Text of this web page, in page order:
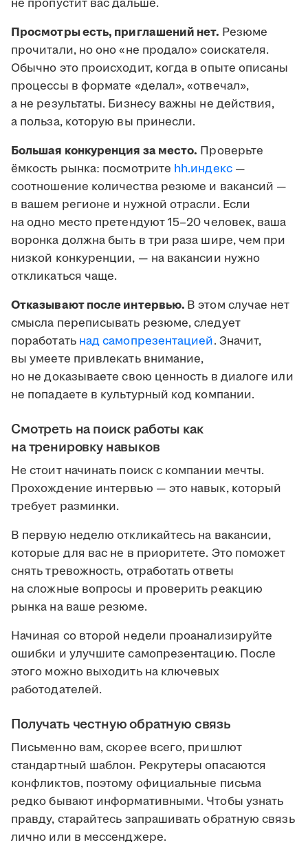
не пропустит вас дальше.
Просмотры есть, приглашений нет. Резюме
прочитали, но оно «не продало» соискателя.
Обычно это происходит, когда в опыте описаны
процессы в формате «делал», «отвечал»,
а не результаты. Бизнесу важны не действия,
а польза, которую вы принесли.
Большая конкуренция за место. Проверьте
ёмкость рынка: посмотрите hh.индекс—
соотношение количества резюме и вакансий —
в вашем регионе и нужной отрасли. Если
на одно место претендуют 15–20 человек, ваша
воронка должна быть в три раза шире, чем при
низкой конкуренции, — на вакансии нужно
откликаться чаще.
Отказывают после интервью. В этом случае нет
смысла переписывать резюме, следует
поработать над самопрезентацией. Значит,
вы умеете привлекать внимание,
но не доказываете свою ценность в диалоге или
не попадаете в культурный код компании.
Смотреть на поиск работы как
на тренировку навыков
Не стоит начинать поиск с компании мечты.
Прохождение интервью — это навык, который
требует разминки.
В первую неделю откликайтесь на вакансии,
которые для вас не в приоритете. Это поможет
снять тревожность, отработать ответы
на сложные вопросы и проверить реакцию
рынка на ваше резюме.
Начиная со второй недели проанализируйте
ошибки и улучшите самопрезентацию. После
этого можно выходить на ключевых
работодателей.
Получать честную обратную связь
Письменно вам, скорее всего, пришлют
стандартный шаблон. Рекрутеры опасаются
конфликтов, поэтому официальные письма
редко бывают информативными. Чтобы узнать
правду, старайтесь запрашивать обратную связь
лично или в мессенджере.